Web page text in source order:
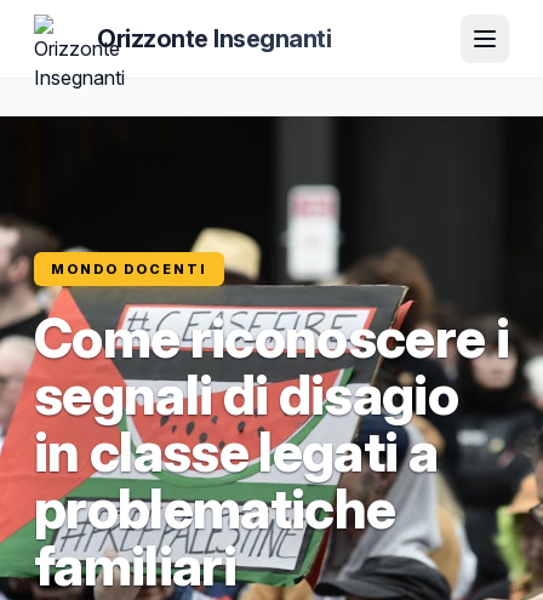
Orizzonte Insegnanti
MONDO DOCENTI
Come riconoscere i
segnali di disagio
in classe legati a
problematiche
familiari